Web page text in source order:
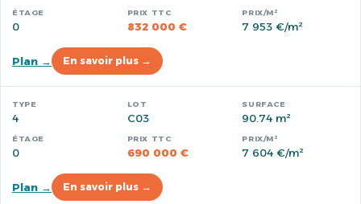
0 832 000 € 7 953 €/m²
Plan → En savoir plus →
4 C03 90.74 m²
0 690 000 € 7 604 €/m²
Plan → En savoir plus →